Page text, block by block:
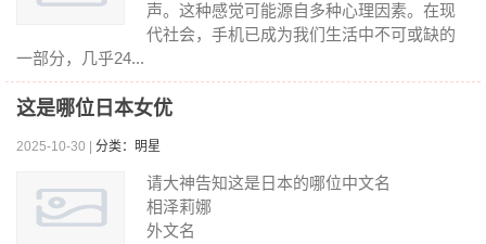
声。这种感觉可能源自多种心理因素。在现
代社会，手机已成为我们生活中不可或缺的
一部分，几乎24...
这是哪位日本女优
2025-10-30 | 分类：明星
请大神告知这是日本的哪位中文名
相泽莉娜
外文名